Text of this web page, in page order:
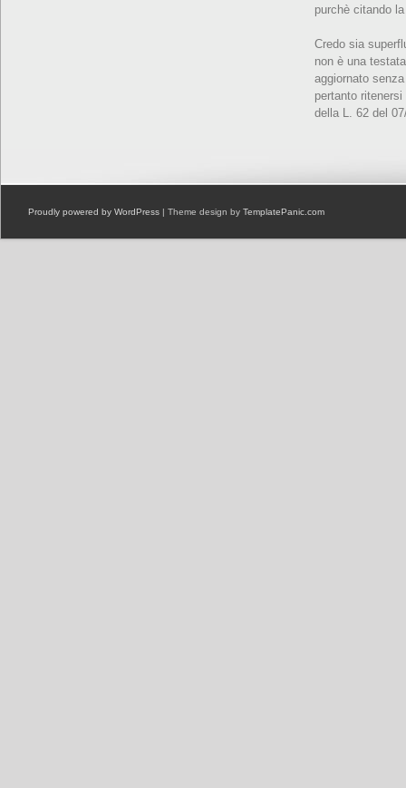
purchè citando
Credo sia
non è una
aggiornato
pertanto
della L. 62 del
Proudly powered by WordPress | Theme design by TemplatePanic.com